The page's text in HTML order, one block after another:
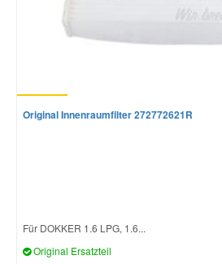
Original Innenraumfilter 272772621R
Für DOKKER 1.6 LPG, 1.6...
Original Ersatzteil
Nissan Ersatzteile
Seat Ersatzteile